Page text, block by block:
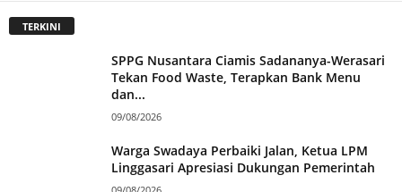
TERKINI
SPPG Nusantara Ciamis Sadananya-Werasari
Tekan Food Waste, Terapkan Bank Menu
dan...
09/08/2026
Warga Swadaya Perbaiki Jalan, Ketua LPM
Linggasari Apresiasi Dukungan Pemerintah